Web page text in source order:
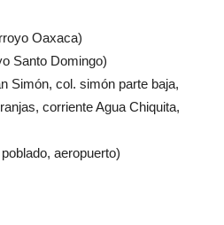
Oaxaca)
Santo Domingo)
Simón, col. simón parte baja,
corriente Agua Chiquita,
aeropuerto)